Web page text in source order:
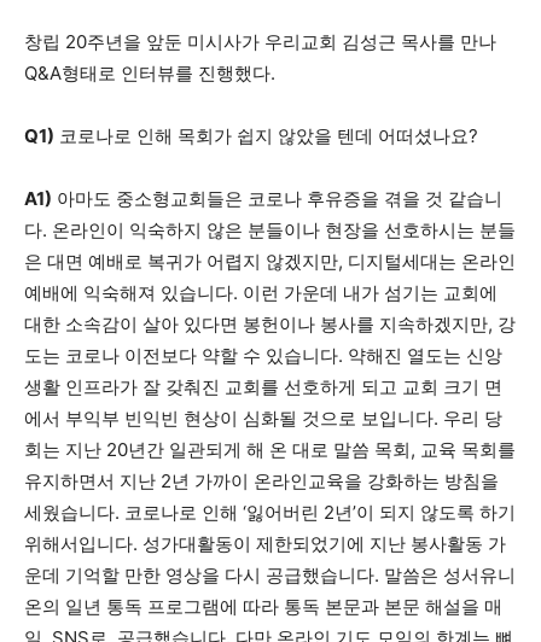
창립 20주년을 앞둔 미시사가 우리교회 김성근 목사를 만나
Q&A형태로 인터뷰를 진행했다.
Q1) 코로나로 인해 목회가 쉽지 않았을 텐데 어떠셨나요?
A1) 아마도 중소형교회들은 코로나 후유증을 겪을 것 같습니
다. 온라인이 익숙하지 않은 분들이나 현장을 선호하시는 분들
은 대면 예배로 복귀가 어렵지 않겠지만, 디지털세대는 온라인
예배에 익숙해져 있습니다. 이런 가운데 내가 섬기는 교회에
대한 소속감이 살아 있다면 봉헌이나 봉사를 지속하겠지만, 강
도는 코로나 이전보다 약할 수 있습니다. 약해진 열도는 신앙
생활 인프라가 잘 갖춰진 교회를 선호하게 되고 교회 크기 면
에서 부익부 빈익빈 현상이 심화될 것으로 보입니다. 우리 당
회는 지난 20년간 일관되게 해 온 대로 말씀 목회, 교육 목회를
유지하면서 지난 2년 가까이 온라인교육을 강화하는 방침을
세웠습니다. 코로나로 인해 ‘잃어버린 2년’이 되지 않도록 하기
위해서입니다. 성가대활동이 제한되었기에 지난 봉사활동 가
운데 기억할 만한 영상을 다시 공급했습니다. 말씀은 성서유니
온의 일년 통독 프로그램에 따라 통독 본문과 본문 해설을 매